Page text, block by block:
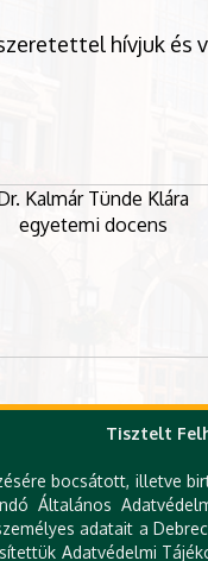
hívjuk és
Kalmár Tünde Klára
egyetemi docens
DE Műszaki KarTisztelt
bocsátott, illetve
Általános
adatait a
Adatvédelmi